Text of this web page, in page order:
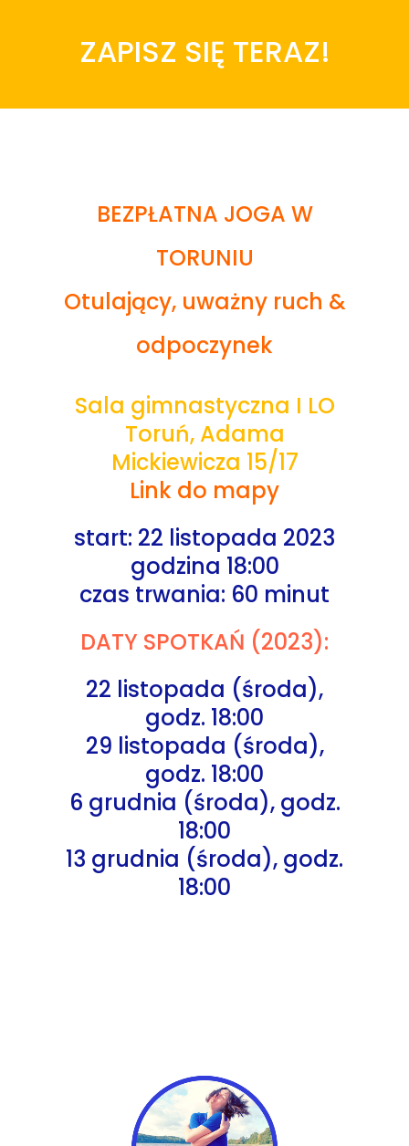
ZAPISZ SIĘ TERAZ!
BEZPŁATNA JOGA W
TORUNIU
Otulający, uważny ruch &
odpoczynek
Sala gimnastyczna I LO
Toruń, Adama
Mickiewicza 15/17
Link do mapy
start: 22 listopada 2023
godzina 18:00
czas trwania: 60 minut
DATY SPOTKAŃ (2023):
22 listopada (środa),
godz. 18:00
29 listopada (środa),
godz. 18:00
6 grudnia (środa), godz.
18:00
13 grudnia (środa), godz.
18:00